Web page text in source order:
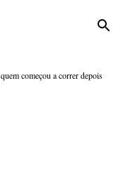
começou a correr depois